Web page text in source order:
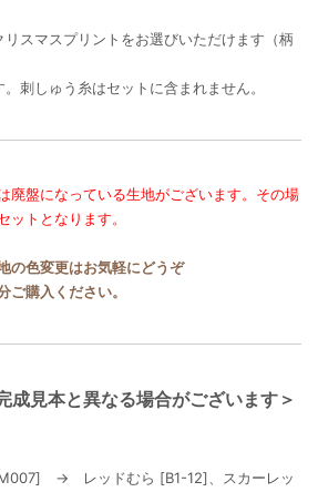
スマスプリントをお選びいただけます（柄
刺しゅう糸はセットに含まれません。
廃盤になっている生地がございます。その場
ットとなります。
の色変更はお気軽にどうぞ
ご購入ください。
見本と異なる場合がございます＞
→ レッドむら [B1-12]、スカーレッ